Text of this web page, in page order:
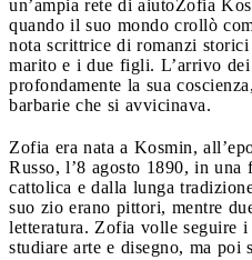
un’ampia rete di aiutoZofia
quando il suo mondo crollò
nota scrittrice di romanzi
marito e i due figli. L’arrivo
profondamente la sua
barbarie che si avvicinava.
Zofia era nata a Kosmin,
Russo, l’8 agosto 1890, in una
cattolica e dalla lunga
suo zio erano pittori, mentre
letteratura. Zofia volle seguire
studiare arte e disegno, ma poi